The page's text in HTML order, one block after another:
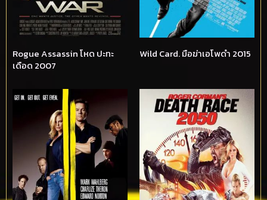
Rogue Assassin โหด ปะทะ
เดือด 2007
Wild Card. มือฆ่าเอโพดำ 2015